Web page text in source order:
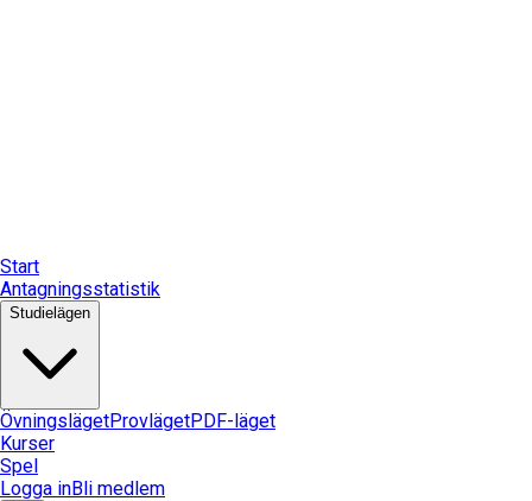
Start
Antagningsstatistik
Studielägen
ÖvningslägetProvlägetPDF-läget
Kurser
Spel
Logga inBli medlem